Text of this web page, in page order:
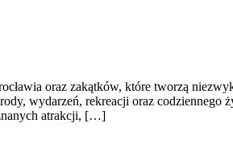
oraz zakątków, które tworzą
wydarzeń, rekreacji oraz codziennego
atrakcji, […]